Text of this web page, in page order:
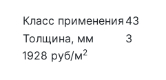
Класс применения 43
Толщина, мм
3
1928 руб/м2